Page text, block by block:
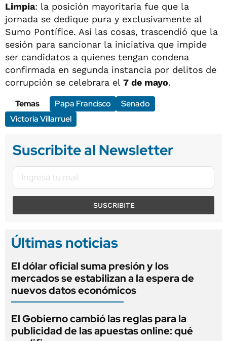
Limpia: la posición mayoritaria fue que la
jornada se dedique pura y exclusivamente al
Sumo Pontífice. Así las cosas, trascendió que la
sesión para sancionar la iniciativa que impide
ser candidatos a quienes tengan condena
confirmada en segunda instancia por delitos de
corrupción se celebrara el 7 de mayo.
Temas
Papa Francisco
Senado
Victoria Villarruel
Suscribite al Newsletter
SUSCRIBITE
Últimas noticias
El dólar oficial suma presión y los
mercados se estabilizan a la espera de
nuevos datos económicos
El Gobierno cambió las reglas para la
publicidad de las apuestas online: qué